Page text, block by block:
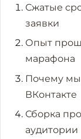
Сжатые
заявки
Опыт
марафона
Почему мы
ВКонтакте
Сборка
аудитории